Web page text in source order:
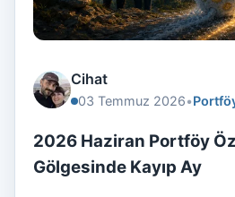
Cihat
03 Temmuz 2026•
2026 Haziran Portföy
Gölgesinde Kayıp Ay